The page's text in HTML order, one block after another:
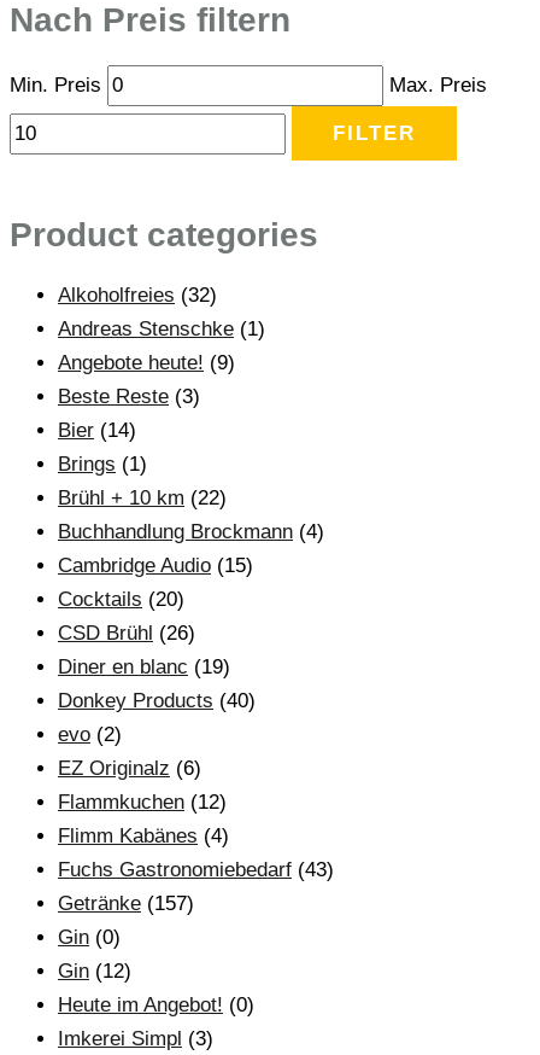
Nach Preis filtern
Min. Preis Max. Preis
FILTER
Product categories
Alkoholfreies (32)
Andreas Stenschke (1)
Angebote heute! (9)
Beste Reste (3)
Bier (14)
Brings (1)
Brühl + 10 km (22)
Buchhandlung Brockmann (4)
Cambridge Audio (15)
Cocktails (20)
CSD Brühl (26)
Diner en blanc (19)
Donkey Products (40)
evo (2)
EZ Originalz (6)
Flammkuchen (12)
Flimm Kabänes (4)
Fuchs Gastronomiebedarf (43)
Getränke (157)
Gin (0)
Gin (12)
Heute im Angebot! (0)
Imkerei Simpl (3)